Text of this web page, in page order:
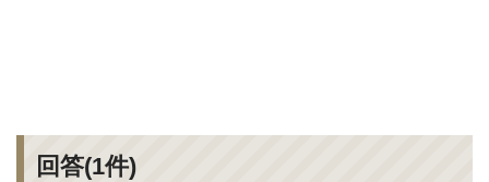
回答(1件)